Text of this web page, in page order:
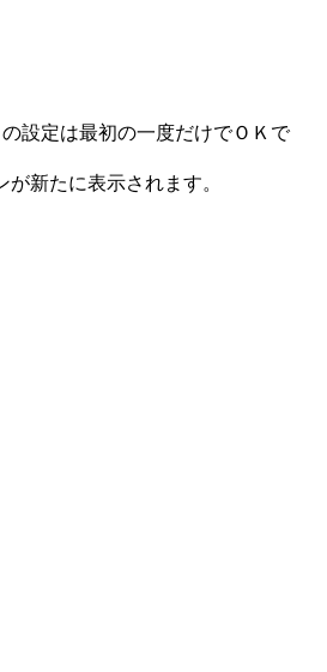
設定は最初の一度だけでＯＫで
新たに表示されます。